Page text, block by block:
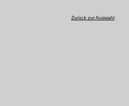
Zurück zur Auswahl